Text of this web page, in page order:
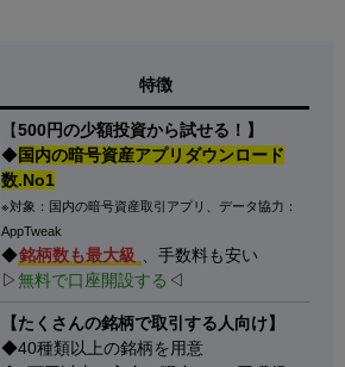
特徴
【500円の少額投資から試せる！】
◆国内の暗号資産アプリダウンロード
数.No1
※対象：国内の暗号資産取引アプリ、データ協力：
AppTweak
◆銘柄数も最大級
、手数料も安い
▷無料で口座開設する ◁
【たくさんの銘柄で取引する人向け】
◆40種類以上の銘柄を用意